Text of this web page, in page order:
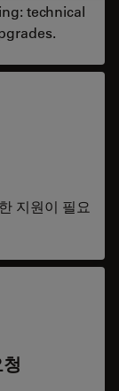
technical
지원이 필요